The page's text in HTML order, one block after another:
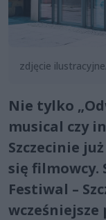
zdjęcie
Nie tylko
musical czy
Szczecinie
się filmowcy.
Festiwal –
wcześniejsze